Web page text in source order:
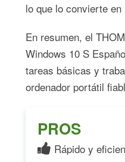
lo que lo convierte
En resumen, el
Windows 10 S
tareas básicas y
ordenador portátil
PROS
Rápido y